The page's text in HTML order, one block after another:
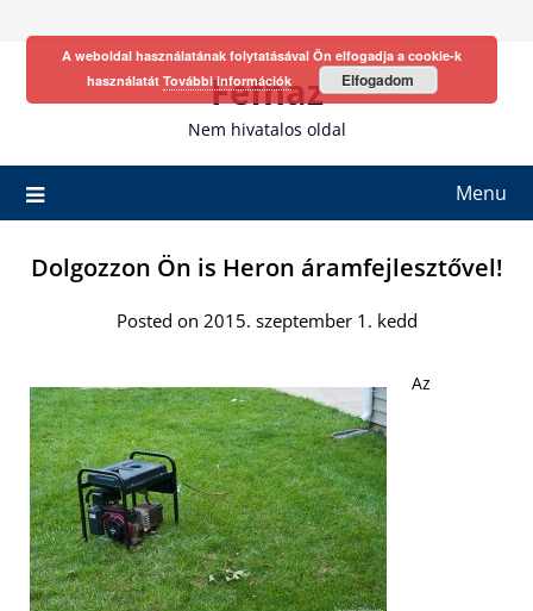
Fefhaz
Nem hivatalos oldal
Menu
Dolgozzon Ön is Heron áramfejlesztővel!
Posted on 2015. szeptember 1. kedd
Az
A weboldal használatának folytatásával Ön elfogadja a cookie-k
használatát További információk Elfogadom